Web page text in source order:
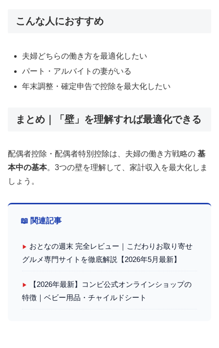
こんな人におすすめ
夫婦どちらの働き方を最適化したい
パート・アルバイトの妻がいる
年末調整・確定申告で控除を最大化したい
まとめ｜「壁」を理解すれば最適化できる
配偶者控除・配偶者特別控除は、夫婦の働き方戦略の 基
本中の基本。3つの壁を理解して、家計収入を最大化しま
しょう。
📖 関連記事
▶ おとなの週末 完全レビュー｜こだわりお取り寄せ
グルメ専門サイトを徹底解説【2026年5月最新】
▶
【2026年最新】コンビ公式オンラインショップの
特徴｜ベビー用品・チャイルドシート